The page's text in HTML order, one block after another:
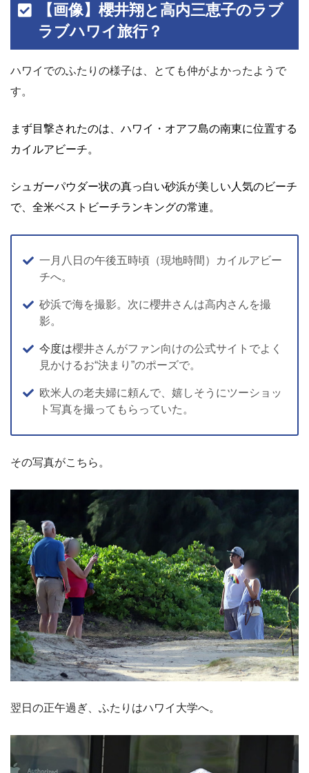
【画像】櫻井翔と高内三恵子のラブ
ラブハワイ旅行？
ハワイでのふたりの様子は、とても仲がよかったようで
す。
まず目撃されたのは、ハワイ・オアフ島の南東に位置する
カイルアビーチ。
シュガーパウダー状の真っ白い砂浜が美しい人気のビーチ
で、全米ベストビーチランキングの常連。
一月八日の午後五時頃（現地時間）カイルアビー
チへ。
砂浜で海を撮影。次に櫻井さんは高内さんを撮
影。
今度は櫻井さんがファン向けの公式サイトでよく
見かけるお“決まり”のポーズで。
欧米人の老夫婦に頼んで、嬉しそうにツーショッ
ト写真を撮ってもらっていた。
その写真がこちら。
翌日の正午過ぎ、ふたりはハワイ大学へ。